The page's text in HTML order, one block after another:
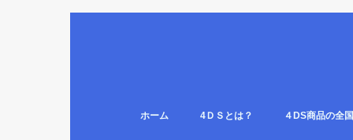
ホーム 4ＤＳとは？ ４DS商品の全